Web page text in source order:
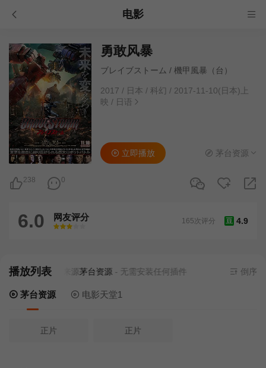
电影
勇敢风暴
ブレイブストーム / 機甲風暴（台）
2017 / 日本 / 科幻 / 2017-11-10(日本)上
映 / 日语
238 0
立即播放 茅台资源
6.0 网友评分
很差
较差还行推荐力荐
豆 4.9
165次评分
播放列表
当前资源来源 茅台资源- 无需安装任何插件 倒序
茅台资源 电影天堂1
正片 正片